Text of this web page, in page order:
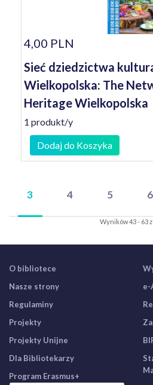
4,00 PLN
Sieć dziedzictwa
Wielkopolska: The
Heritage Wielkopolska
1 produkt/y
Dodaj do Koszyka
3 4 5 6
Wyników 43 - 63
O bibliotece
Nasze strony
Regulaminy
Projekty
Projekty Unijne
Dla Bibliotekarzy
Program Erasmus+
e-